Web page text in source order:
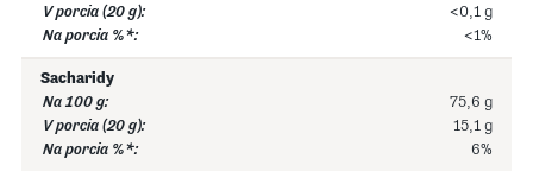
<0,1 g
<1%
Sacharidy
75,6 g
15,1 g
6%